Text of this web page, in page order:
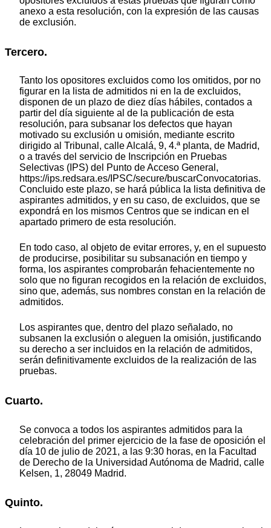
anexo a esta resolución, con la expresión de las causas
de exclusión.
Tercero.
Tanto los opositores excluidos como los omitidos, por no
figurar en la lista de admitidos ni en la de excluidos,
disponen de un plazo de diez días hábiles, contados a
partir del día siguiente al de la publicación de esta
resolución, para subsanar los defectos que hayan
motivado su exclusión u omisión, mediante escrito
dirigido al Tribunal, calle Alcalá, 9, 4.ª planta, de Madrid,
o a través del servicio de Inscripción en Pruebas
Selectivas (IPS) del Punto de Acceso General,
https://ips.redsara.es/IPSC/secure/buscarConvocatorias.
Concluido este plazo, se hará pública la lista definitiva de
aspirantes admitidos, y en su caso, de excluidos, que se
expondrá en los mismos Centros que se indican en el
apartado primero de esta resolución.
En todo caso, al objeto de evitar errores, y, en el supuesto
de producirse, posibilitar su subsanación en tiempo y
forma, los aspirantes comprobarán fehacientemente no
solo que no figuran recogidos en la relación de excluidos,
sino que, además, sus nombres constan en la relación de
admitidos.
Los aspirantes que, dentro del plazo señalado, no
subsanen la exclusión o aleguen la omisión, justificando
su derecho a ser incluidos en la relación de admitidos,
serán definitivamente excluidos de la realización de las
pruebas.
Cuarto.
Se convoca a todos los aspirantes admitidos para la
celebración del primer ejercicio de la fase de oposición el
día 10 de julio de 2021, a las 9:30 horas, en la Facultad
de Derecho de la Universidad Autónoma de Madrid, calle
Kelsen, 1, 28049 Madrid.
Quinto.